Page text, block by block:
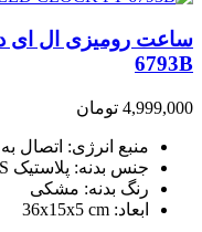
6793B
4,999,000 تومان
منبع انرژی: اتصال
جنس بدنه: پلاستیک ABS
رنگ بدنه: مشکی
ابعاد: 36x15x5 cm